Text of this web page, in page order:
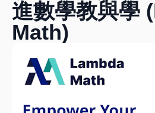
進數學教與學
Math)